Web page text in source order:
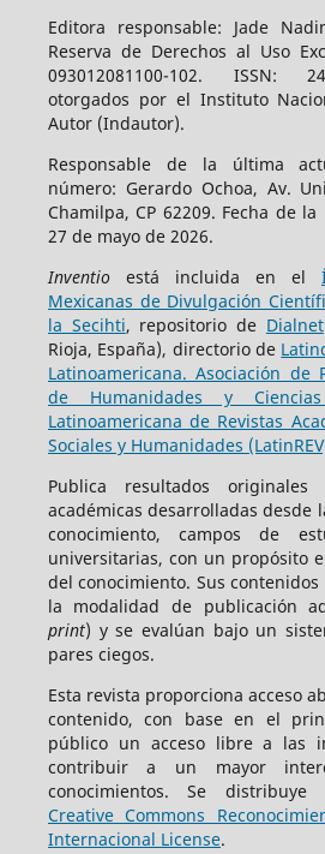
Editora responsable: Jade
Reserva de Derechos al Uso
093012081100-102. ISSN:
otorgados por el Instituto
Autor (Indautor).
Responsable de la última
número: Gerardo Ochoa, Av.
Chamilpa, CP 62209. Fecha de
27 de mayo de 2026.
Inventioestá incluida en el
Mexicanas de Divulgación
la Secihti, repositorio de Dialnet
Rioja, España), directorio de
Latinoamericana. Asociación de
de Humanidades y Ciencias
Latinoamericana de Revistas
Sociales y Humanidades
Publica resultados originales
académicas desarrolladas desde
conocimiento, campos de
universitarias, con un propósito
del conocimiento. Sus
la modalidad de publicación
print) y se evalúan bajo un
pares ciegos.
Esta revista proporciona acceso
contenido, con base en el
público un acceso libre a las
contribuir a un mayor
conocimientos. Se
Creative Commons
Internacional License.